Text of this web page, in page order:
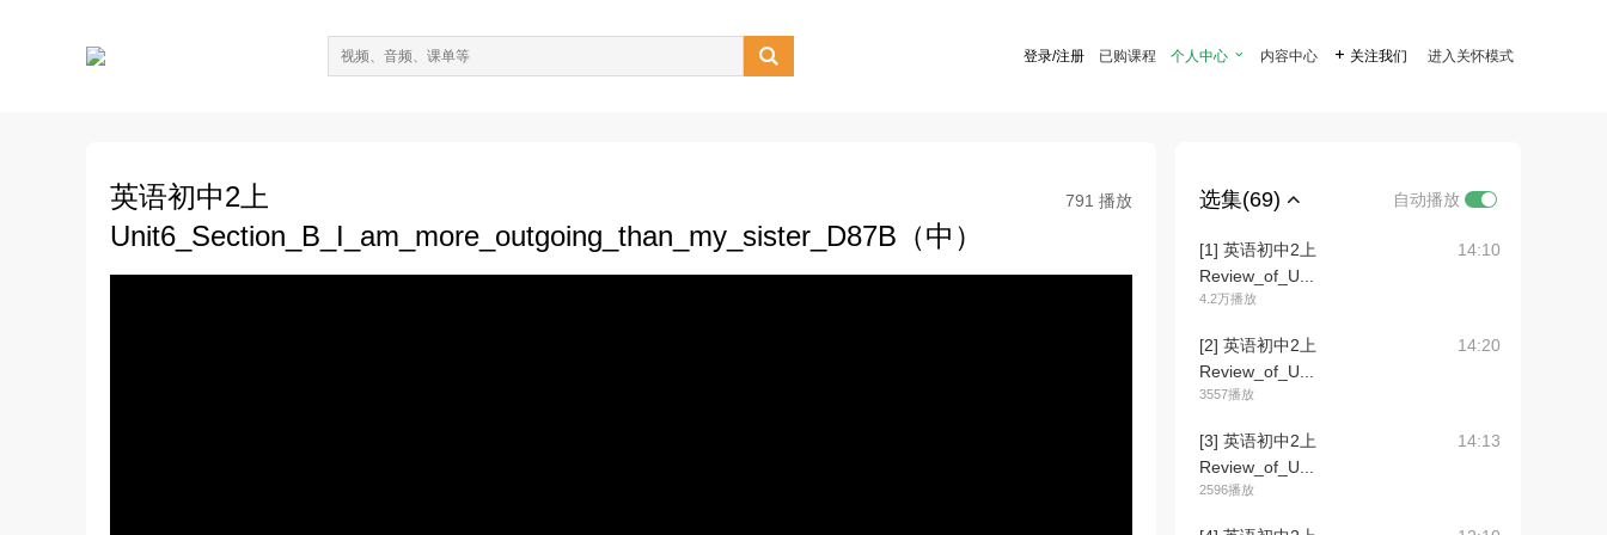
 登录/注册 已购课程 个人中心  内容中心  关注我们 进入关怀模式
英语初中2上
Unit6_Section_B_I_am_more_outgoing_than_my_sister_D87B（中）
791 播放 选集(69) 自动播放
[1] 英语初中2上
Review_of_U...
4.2万播放
14:10
[2] 英语初中2上
Review_of_U...
3557播放
14:20
[3] 英语初中2上
Review_of_U...
2596播放
14:13